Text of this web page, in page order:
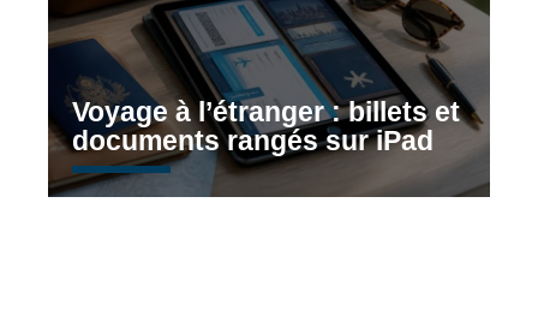
Voyage à l’étranger : billets et
documents rangés sur iPad